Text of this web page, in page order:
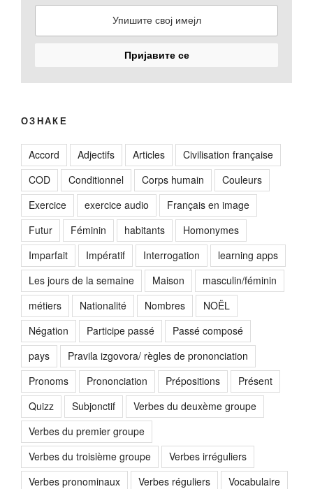
ОЗНАКЕ
Accord Adjectifs Articles
Civilisation française
COD
Conditionnel Corps humain
Couleurs
Exercice
exercice audio
Français en image
Futur
Féminin habitants
Homonymes
Imparfait
Impératif Interrogation
learning apps
Les jours de la semaine
Maison
masculin/féminin
métiers
Nationalité Nombres
NOËL
Négation
Participe passé
Passé composé
pays
Pravila izgovora/ règles de prononciation
Pronoms
Prononciation Prépositions
Présent
Quizz
Subjonctif
Verbes du deuxème groupe
Verbes du premier groupe
Verbes du troisième groupe
Verbes irréguliers
Verbes pronominaux
Verbes réguliers
Vocabulaire